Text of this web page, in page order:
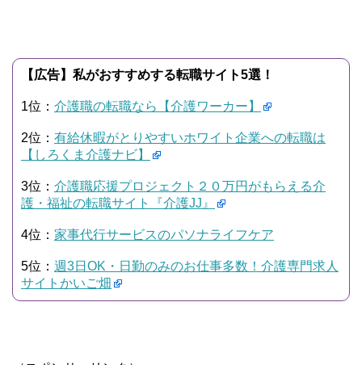
【広告】私がおすすめする転職サイト5選！
1位： 介護職の転職なら【介護ワーカー】
2位： 有給休暇がとりやすいホワイト企業への転職は
【しろくま介護ナビ】
3位： 介護職応援プロジェクト２０万円がもらえる介
護・福祉の転職サイト『介護JJ』
4位： 家事代行サービスのパソナライフケア
5位： 週3日OK・日勤のみのお仕事多数！介護専門求人
サイトかいご畑